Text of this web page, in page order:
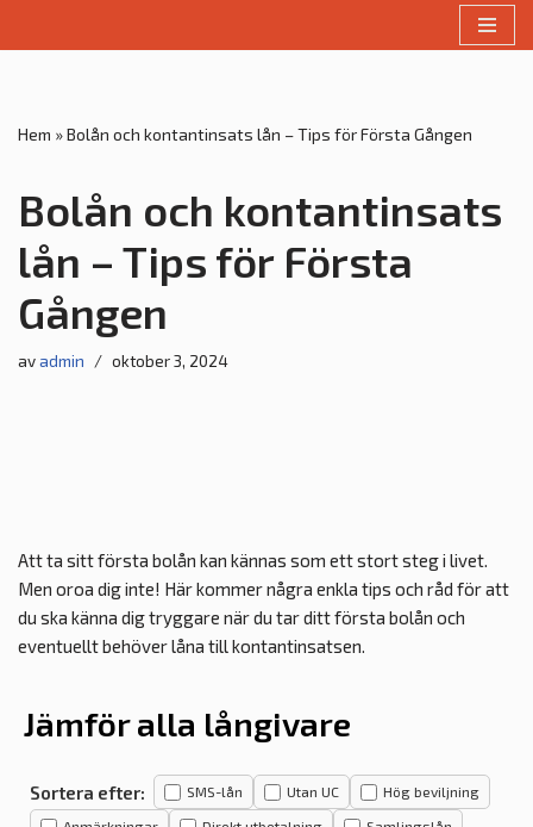
Hem »Bolån och kontantinsats lån – Tips för Första Gången
Bolån och kontantinsats
lån – Tips för Första
Gången
avadmin oktober 3, 2024
Att ta sitt första bolån kan kännas som ett stort steg i livet.
Men oroa dig inte! Här kommer några enkla tips och råd för att
du ska känna dig tryggare när du tar ditt första bolån och
eventuellt behöver låna till kontantinsatsen.
Jämför alla långivare
Sortera efter: SMS-lån Utan UC Hög beviljning